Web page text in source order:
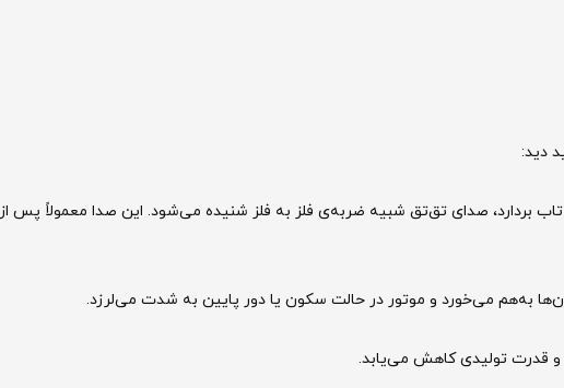
دید:
بردارد، صدای تق‌تق شبیه ضربه‌ی فلز به فلز شنیده می‌شود. این صدا معمولاً پس از
به‌هم می‌خورد و موتور در حالت سکون یا دور پایین به شدت می‌لرزد.
و قدرت تولیدی کاهش می‌یابد.